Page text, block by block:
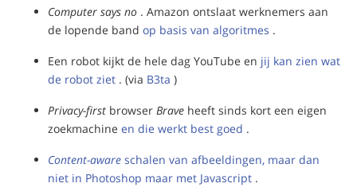
Computer says no . Amazon ontslaat werknemers aan
de lopende band op basis van algoritmes .
Een robot kijkt de hele dag YouTube en jij kan zien wat
de robot ziet . (via B3ta )
Privacy-first browser Brave heeft sinds kort een eigen
zoekmachine en die werkt best goed .
Content-aware schalen van afbeeldingen, maar dan
niet in Photoshop maar met Javascript .